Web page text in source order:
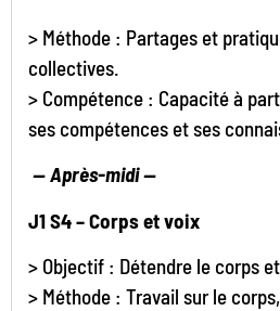
> Méthode : Partages et
collectives.
> Compétence : Capacité à
ses compétences et ses
—Après-midi —
J1 S4 – Corps et voix
> Objectif : Détendre le corps
> Méthode : Travail sur le